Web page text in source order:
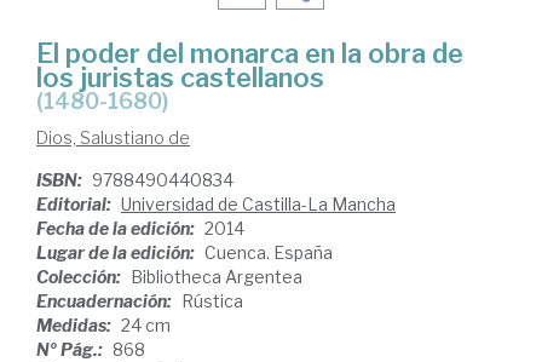
El poder del monarca en la obra de
los juristas castellanos
(1480-1680)
Dios, Salustiano de
ISBN: 9788490440834
Editorial: Universidad de Castilla-La Mancha
Fecha de la edición: 2014
Lugar de la edición: Cuenca. España
Colección: Bibliotheca Argentea
Encuadernación: Rústica
Medidas: 24 cm
Nº Pág.: 868